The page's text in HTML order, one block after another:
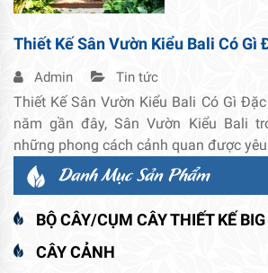
Thiết Kế Sân Vườn Kiểu Bali Có Gì
Admin Tin tức
Thiết Kế Sân Vườn Kiểu Bali Có Gì
năm gần đây, Sân Vườn Kiểu Bali
những phong cách cảnh quan được
Danh Mục Sản Phẩm
BỘ CÂY/CỤM CÂY THIẾT KẾ
CÂY CẢNH